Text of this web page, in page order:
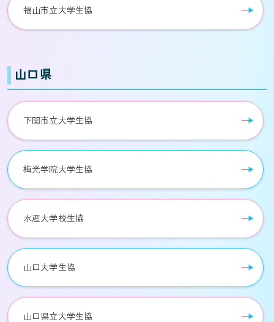
福山市立大学生協
山口県
下関市立大学生協
梅光学院大学生協
水産大学校生協
山口大学生協
山口県立大学生協